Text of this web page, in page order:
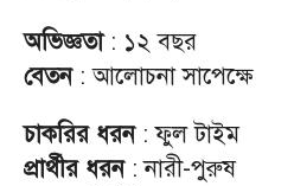
অভিজ্ঞতা : ১২ বছর
বেতন: আলোচনা সাপেক্ষে
চাকরির ধরন: ফুল টাইম
প্রার্থীর ধরন: নারী-পুরুষ